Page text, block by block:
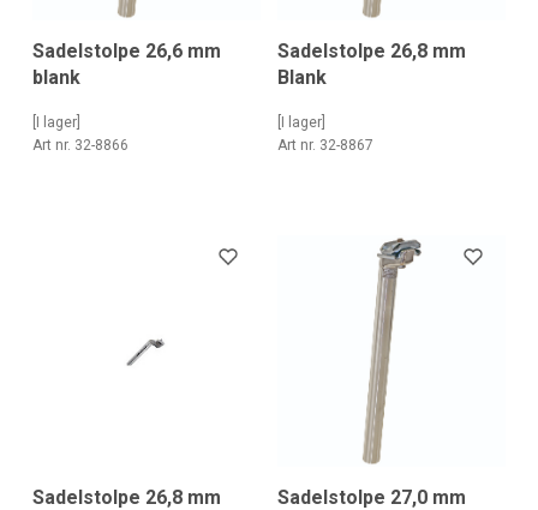
Sadelstolpe 26,6 mm
blank
[I lager]
Art nr. 32-8866
Sadelstolpe 26,8 mm
Blank
[I lager]
Art nr. 32-8867
Sadelstolpe 26,8 mm
Sadelstolpe 27,0 mm